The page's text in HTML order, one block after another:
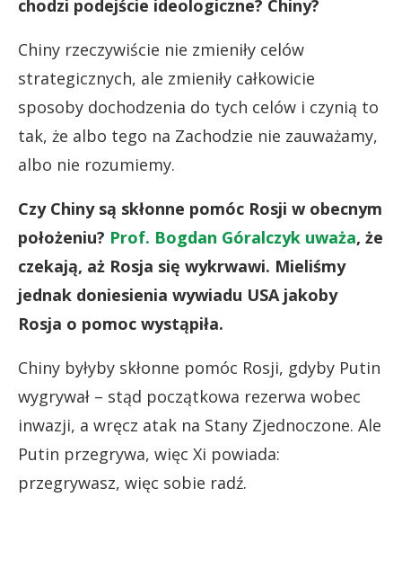
chodzi podejście ideologiczne? Chiny?
Chiny rzeczywiście nie zmieniły celów
strategicznych, ale zmieniły całkowicie
sposoby dochodzenia do tych celów i czynią to
tak, że albo tego na Zachodzie nie zauważamy,
albo nie rozumiemy.
Czy Chiny są skłonne pomóc Rosji w obecnym
położeniu? Prof. Bogdan Góralczyk uważa, że
czekają, aż Rosja się wykrwawi. Mieliśmy
jednak doniesienia wywiadu USA jakoby
Rosja o pomoc wystąpiła.
Chiny byłyby skłonne pomóc Rosji, gdyby Putin
wygrywał – stąd początkowa rezerwa wobec
inwazji, a wręcz atak na Stany Zjednoczone. Ale
Putin przegrywa, więc Xi powiada:
przegrywasz, więc sobie radź.